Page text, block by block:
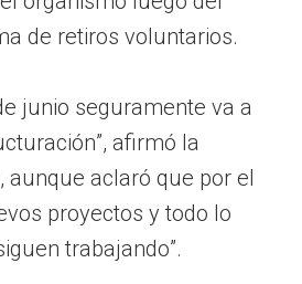
de retiros voluntarios.
junio seguramente va a
afirmó la
aunque aclaró que por el
proyectos y todo lo
trabajando”.